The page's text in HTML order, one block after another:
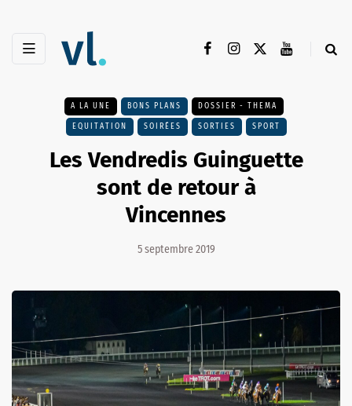
A LA UNE BONS PLANS DOSSIER - THEMA
EQUITATION SOIRÉES SORTIES SPORT
Les Vendredis Guinguette
sont de retour à
Vincennes
5 septembre 2019